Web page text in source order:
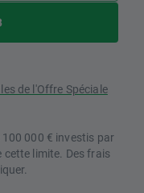
de l'Offre Spéciale
000 € investis par
cette limite. Des frais